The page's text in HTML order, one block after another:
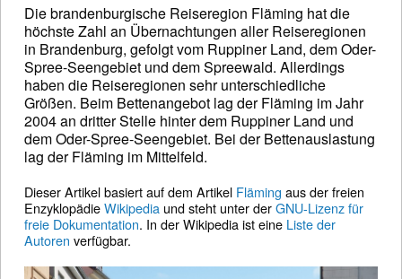
Die brandenburgische Reiseregion Fläming hat die
höchste Zahl an Übernachtungen aller Reiseregionen
in Brandenburg, gefolgt vom Ruppiner Land, dem Oder-
Spree-Seengebiet und dem Spreewald. Allerdings
haben die Reiseregionen sehr unterschiedliche
Größen. Beim Bettenangebot lag der Fläming im Jahr
2004 an dritter Stelle hinter dem Ruppiner Land und
dem Oder-Spree-Seengebiet. Bei der Bettenauslastung
lag der Fläming im Mittelfeld.
Dieser Artikel basiert auf dem Artikel Fläming aus der freien
EnzyklopädieWikipedia und steht unter derGNU-Lizenz für
freie Dokumentation. In der Wikipedia ist eine Liste der
Autoren verfügbar.